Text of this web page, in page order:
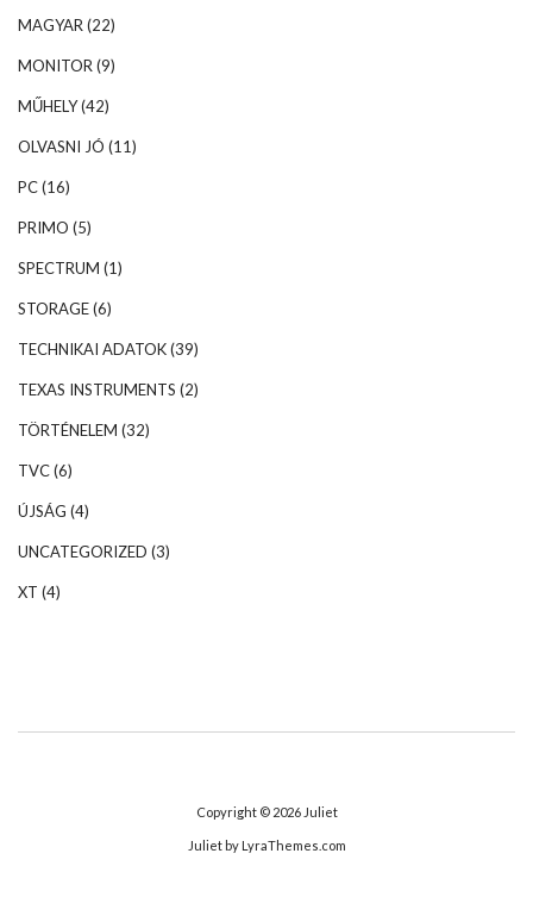
MAGYAR (22)
MONITOR (9)
MŰHELY(42)
OLVASNI JÓ (11)
PC(16)
PRIMO (5)
SPECTRUM (1)
STORAGE(6)
TECHNIKAI ADATOK(39)
TEXAS INSTRUMENTS (2)
TÖRTÉNELEM (32)
TVC(6)
ÚJSÁG (4)
UNCATEGORIZED (3)
XT (4)
Copyright © 2026 Juliet
Julietby LyraThemes.com